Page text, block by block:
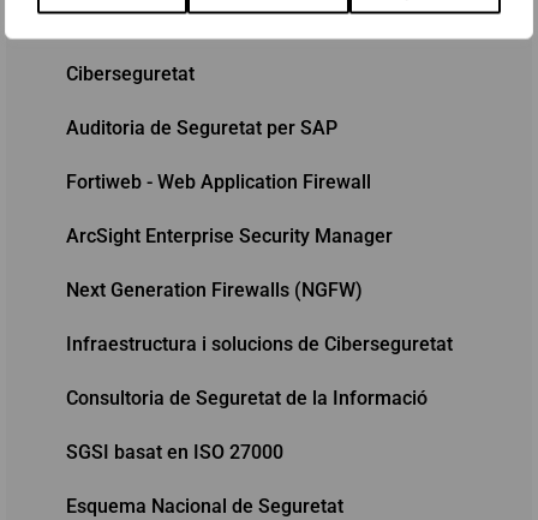
VPN SSL amb Pulse Connect Secure
Ciberseguretat
Auditoria de Seguretat per SAP
Fortiweb - Web Application Firewall
ArcSight Enterprise Security Manager
Next Generation Firewalls (NGFW)
Infraestructura i solucions de Ciberseguretat
Consultoria de Seguretat de la Informació
SGSI basat en ISO 27000
Esquema Nacional de Seguretat